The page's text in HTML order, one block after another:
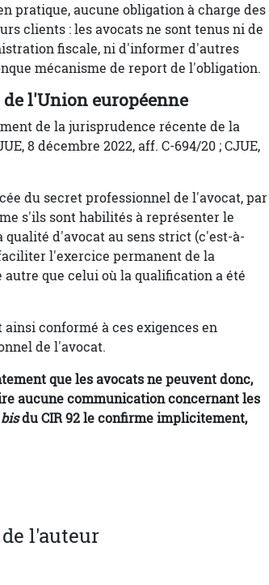
pratique, aucune obligation à charge des
clients : les avocats ne sont tenus ni de
fiscale, ni d'informer d'autres
mécanisme de report de l'obligation.
l'Union européenne
de la jurisprudence récente de la
8 décembre 2022, aff. C-694/20 ; CJUE,
du secret professionnel de l'avocat, par
s'ils sont habilités à représenter le
d'avocat au sens strict (c'est-à-
l'exercice permanent de la
que celui où la qualification a été
conformé à ces exigences en
de l'avocat.
que les avocats ne peuvent donc,
aucune communication concernant les
bisdu CIR 92 le confirme implicitement,
l'auteur